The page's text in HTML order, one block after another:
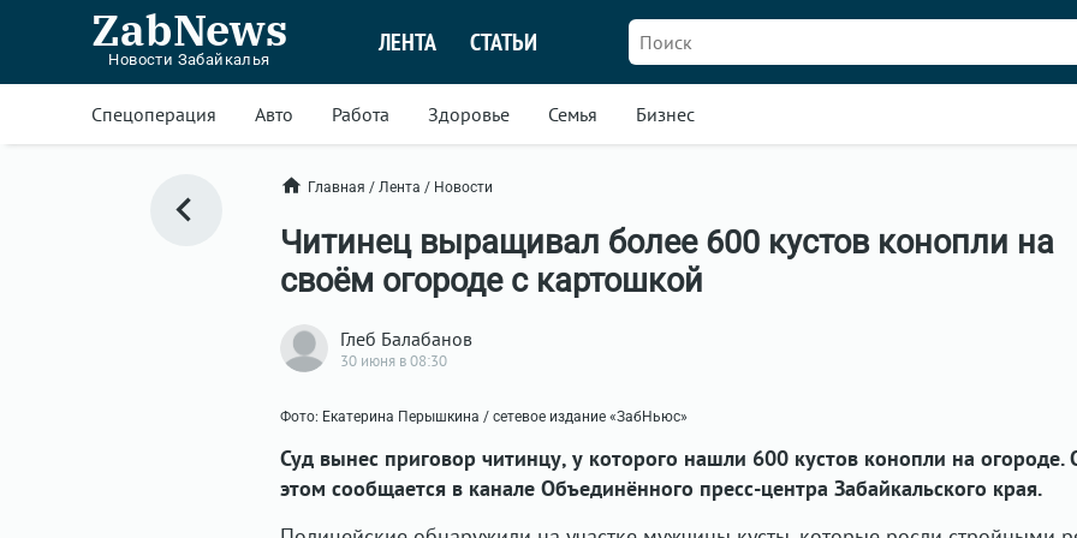
ZabNews
Новости Забайкалья
ЛЕНТА СТАТЬИ
Спецоперация Авто Работа Здоровье Семья Бизнес
Главная / Лента / Новости
Читинец выращивал более 600 кустов конопли на
своём огороде с картошкой
Глеб Балабанов
30 июня в 08:30
Фото: Екатерина Перышкина / сетевое издание «ЗабНьюс»
Суд вынес приговор читинцу, у которого нашли 600 кустов конопли на огороде.
этом сообщается в канале Объединённого пресс-центра Забайкальского края.